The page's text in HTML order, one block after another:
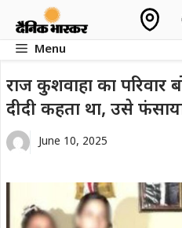
contentMenu
राज कुशवाहा का परिवार
दीदी कहता था, उसे
June 10, 2025